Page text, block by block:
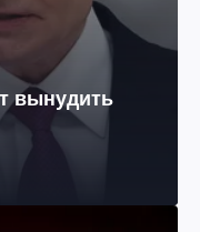
вынудить